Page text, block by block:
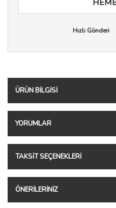
Hızlı Gönderi
ÜRÜN BILGISI
YORUMLAR
TAKSIT SEÇENEKLERI
ÖNERILERINIZ